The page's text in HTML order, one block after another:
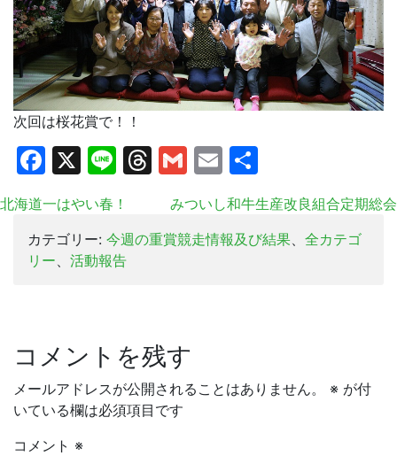
次回は桜花賞で！！
Facebook
X LineThreads
Gmail
Email
有
北海道一はやい春！
みついし和牛生産改良組合定期総会
カテゴリー: 今週の重賞競走情報及び結果、 全カテゴ
リー、 活動報告
コメントを残す
メールアドレスが公開されることはありません。 ※ が付
いている欄は必須項目です
コメント ※